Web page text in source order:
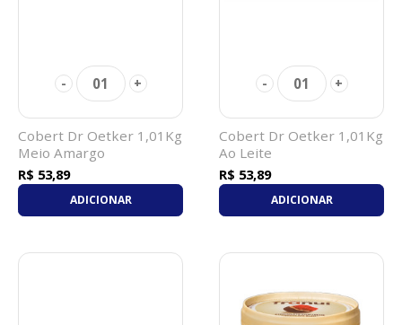
- 01 +
Cobert Dr Oetker 1,01Kg
Meio Amargo
R$ 53,89
ADICIONAR
- 01 +
Cobert Dr Oetker 1,01Kg
Ao Leite
R$ 53,89
ADICIONAR